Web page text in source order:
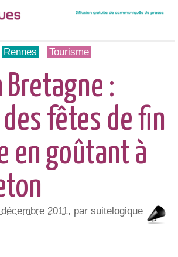
Rennes Tourisme
Bretagne :
fêtes de fin
en goûtant à
2011, par suitelogique